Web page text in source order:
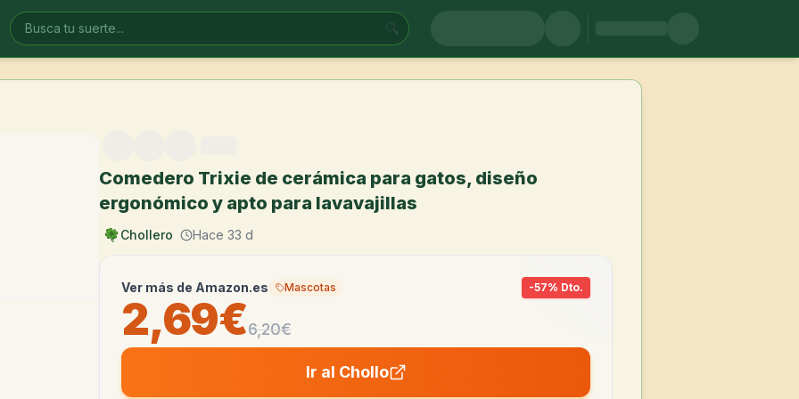
🔍
Comedero Trixie de cerámica para gatos, diseño
ergonómico y apto para lavavajillas
Chollero Hace 33 d
Ver más de Amazon.es Mascotas -57% Dto.
2,69€6,20€
Ir al Chollo